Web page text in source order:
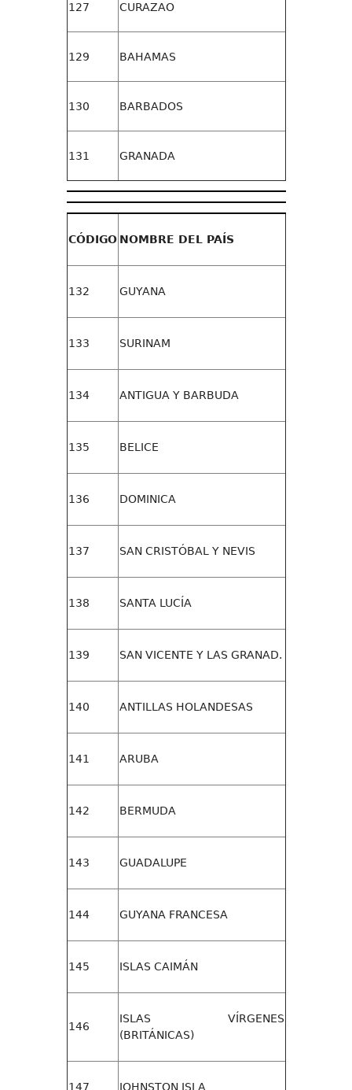
127 CURAZAO
129 BAHAMAS
130 BARBADOS
131 GRANADA
CÓDIGO NOMBRE DEL PAÍS
132 GUYANA
133 SURINAM
134 ANTIGUA Y BARBUDA
135 BELICE
136 DOMINICA
137 SAN CRISTÓBAL Y NEVIS
138 SANTA LUCÍA
139 SAN VICENTE Y LAS GRANAD.
140 ANTILLAS HOLANDESAS
141 ARUBA
142 BERMUDA
143 GUADALUPE
144 GUYANA FRANCESA
145 ISLAS CAIMÁN
146
ISLAS VÍRGENES
(BRITÁNICAS)
147 JOHNSTON ISLA